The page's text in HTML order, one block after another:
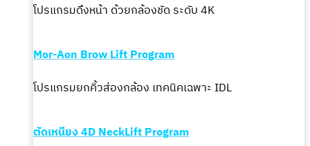
โปรแกรมดึงหน้า ด้วยกล้องชัด ระดับ 4K
Mor-Aon Brow Lift Program
โปรแกรมยกคิ้วส่องกล้อง เทคนิคเฉพาะ IDL
ตัดเหนียง 4D NeckLift Program